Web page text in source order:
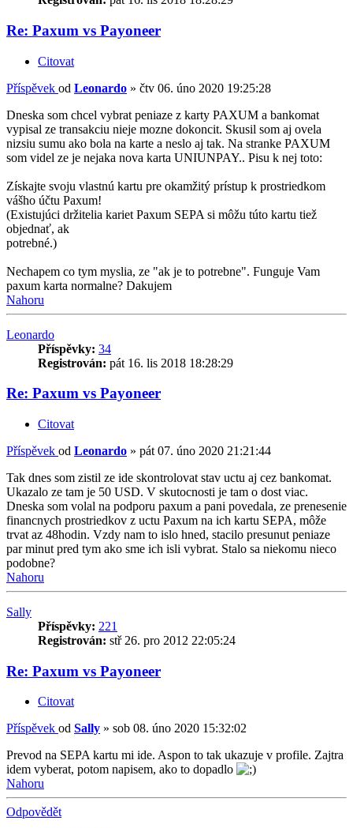
Re: Paxum vs Payoneer
Citovat
Příspěvek od Leonardo » čtv 06. úno 2020 19:25:28
Dneska som chcel vybrat peniaze z karty PAXUM a bankomat
vypisal ze transakciu nieje mozne dokoncit. Skusil som aj ovela
nizsiu sumu ako bola na karte a neslo aj tak. Na stranke PAXUM
som videl ze je nejaka nova karta UNIUNPAY.. Pisu k nej toto:
Získajte svoju vlastnú kartu pre okamžitý prístup k prostriedkom
vášho účtu Paxum!
(Existujúci držitelia kariet Paxum SEPA si môžu túto kartu tiež
objednať, ak
potrebné.)
Nechapem co tym myslia, ze "ak je to potrebne". Funguje Vam
paxum karta normalne? Dakujem
Nahoru
Leonardo
Příspěvky: 34
Registrován: pát 16. lis 2018 18:28:29
Re: Paxum vs Payoneer
Citovat
Příspěvek od Leonardo » pát 07. úno 2020 21:21:44
Tak dnes som zistil ze ide skontrolovat stav uctu aj cez bankomat.
Ukazalo ze tam je 50 USD. V skutocnosti je tam o dost viac.
Dneska som volal na podporu paxum a pani povedala, ze prenesenie
financnych prostriedkov z uctu Paxum na ich kartu SEPA, môže
trvat az 48hodin. Vzdy nam to islo hned, stacilo presunut peniaze
par minut pred tym ako sme ich isli vybrat. Stalo sa niekomu nieco
podobne?
Nahoru
Sally
Příspěvky: 221
Registrován: stř 26. pro 2012 22:05:24
Re: Paxum vs Payoneer
Citovat
Příspěvek od Sally » sob 08. úno 2020 15:32:02
Prevod na SEPA kartu mi ide. Aspon to tak ukazuje v profile. Zajtra
idem vyberat, potom napisem, ako to dopadlo
Nahoru
Odpovědět